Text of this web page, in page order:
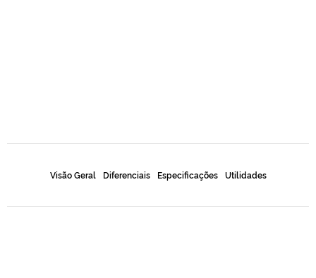
Visão Geral Diferenciais Especificações Utilidades